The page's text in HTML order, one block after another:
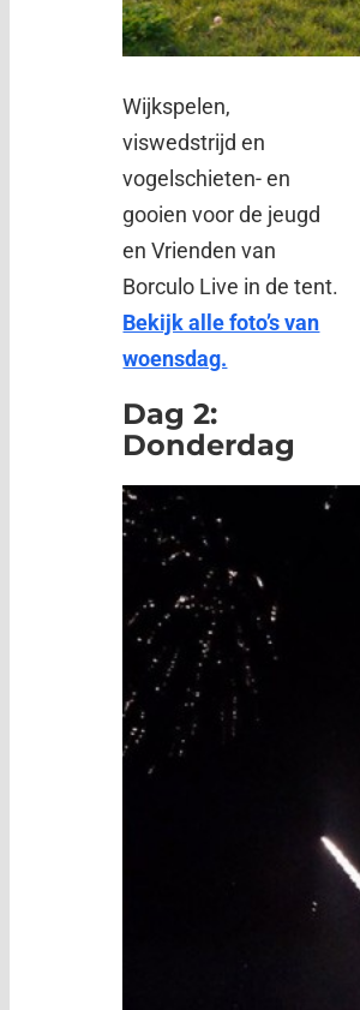
Wijkspelen,
viswedstrijd en
vogelschieten- en
gooien voor de jeugd
en Vrienden van
Borculo Live in de tent.
Bekijk alle foto’s van
woensdag.
Dag 2:
Donderdag